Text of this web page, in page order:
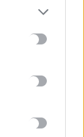
ΣΥΝΤΑΞΕΙΣ